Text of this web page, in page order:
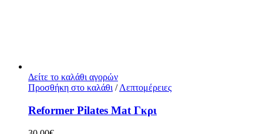
Δείτε το καλάθι αγορών
Προσθήκη στο καλάθι / Λεπτομέρειες
Reformer Pilates Mat Γκρι